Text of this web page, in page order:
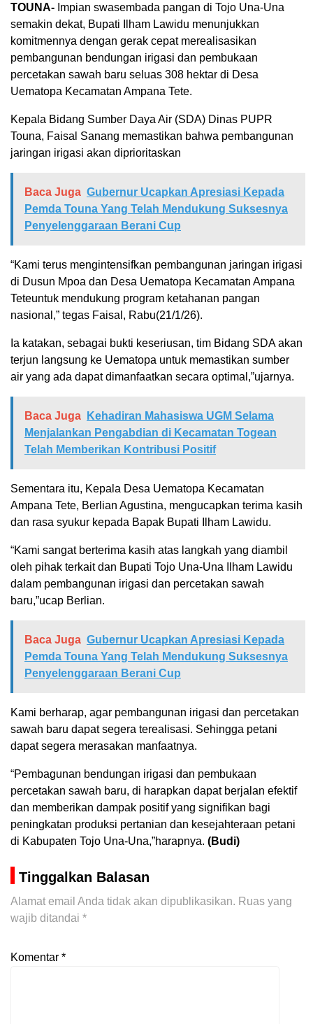
TOUNA- Impian swasembada pangan di Tojo Una-Una
semakin dekat, Bupati Ilham Lawidu menunjukkan
komitmennya dengan gerak cepat merealisasikan
pembangunan bendungan irigasi dan pembukaan
percetakan sawah baru seluas 308 hektar di Desa
Uematopa Kecamatan Ampana Tete.
Kepala Bidang Sumber Daya Air (SDA) Dinas PUPR
Touna, Faisal Sanang memastikan bahwa pembangunan
jaringan irigasi akan diprioritaskan
Baca Juga Gubernur Ucapkan Apresiasi Kepada
Pemda Touna Yang Telah Mendukung Suksesnya
Penyelenggaraan Berani Cup
“Kami terus mengintensifkan pembangunan jaringan irigasi
di Dusun Mpoa dan Desa Uematopa Kecamatan Ampana
Teteuntuk mendukung program ketahanan pangan
nasional,” tegas Faisal, Rabu(21/1/26).
Ia katakan, sebagai bukti keseriusan, tim Bidang SDA akan
terjun langsung ke Uematopa untuk memastikan sumber
air yang ada dapat dimanfaatkan secara optimal,”ujarnya.
Baca Juga
Kehadiran Mahasiswa UGM Selama
Menjalankan Pengabdian di Kecamatan Togean
Telah Memberikan Kontribusi Positif
Sementara itu, Kepala Desa Uematopa Kecamatan
Ampana Tete, Berlian Agustina, mengucapkan terima kasih
dan rasa syukur kepada Bapak Bupati Ilham Lawidu.
“Kami sangat berterima kasih atas langkah yang diambil
oleh pihak terkait dan Bupati Tojo Una-Una Ilham Lawidu
dalam pembangunan irigasi dan percetakan sawah
baru,”ucap Berlian.
Baca Juga Gubernur Ucapkan Apresiasi Kepada
Pemda Touna Yang Telah Mendukung Suksesnya
Penyelenggaraan Berani Cup
Kami berharap, agar pembangunan irigasi dan percetakan
sawah baru dapat segera terealisasi. Sehingga petani
dapat segera merasakan manfaatnya.
“Pembagunan bendungan irigasi dan pembukaan
percetakan sawah baru, di harapkan dapat berjalan efektif
dan memberikan dampak positif yang signifikan bagi
peningkatan produksi pertanian dan kesejahteraan petani
di Kabupaten Tojo Una-Una,”harapnya. (Budi)
Tinggalkan Balasan
Alamat email Anda tidak akan dipublikasikan. Ruas yang
wajib ditandai *
Komentar *